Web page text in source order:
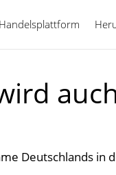
Handelsplattform
Deutschlands